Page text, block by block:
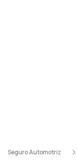
Seguro Automotriz